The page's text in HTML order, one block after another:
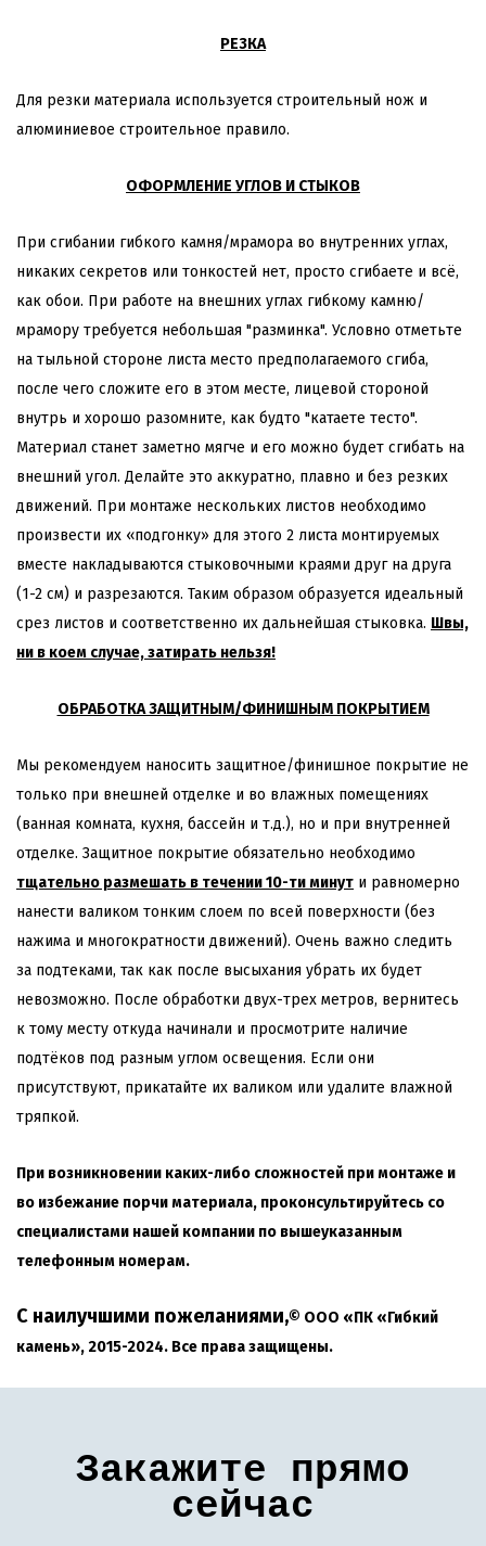
РЕЗКА
Для резки материала используется строительный нож и
алюминиевое строительное правило.
ОФОРМЛЕНИЕ УГЛОВ И СТЫКОВ
При сгибании гибкого камня/мрамора во внутренних углах,
никаких секретов или тонкостей нет, просто сгибаете и всё,
как обои. При работе на внешних углах гибкому камню/
мрамору требуется небольшая "разминка". Условно отметьте
на тыльной стороне листа место предполагаемого сгиба,
после чего сложите его в этом месте, лицевой стороной
внутрь и хорошо разомните, как будто "катаете тесто".
Материал станет заметно мягче и его можно будет сгибать на
внешний угол. Делайте это аккуратно, плавно и без резких
движений. При монтаже нескольких листов необходимо
произвести их «подгонку» для этого 2 листа монтируемых
вместе накладываются стыковочными краями друг на друга
(1-2 см) и разрезаются. Таким образом образуется идеальный
срез листов и соответственно их дальнейшая стыковка. Швы,
ни в коем случае, затирать нельзя!
ОБРАБОТКА ЗАЩИТНЫМ/ФИНИШНЫМ ПОКРЫТИЕМ
Мы рекомендуем наносить защитное/финишное покрытие не
только при внешней отделке и во влажных помещениях
(ванная комната, кухня, бассейн и т.д.), но и при внутренней
отделке. Защитное покрытие обязательно необходимо
тщательно размешать в течении 10-ти минут и равномерно
нанести валиком тонким слоем по всей поверхности (без
нажима и многократности движений). Очень важно следить
за подтеками, так как после высыхания убрать их будет
невозможно. После обработки двух-трех метров, вернитесь
к тому месту откуда начинали и просмотрите наличие
подтёков под разным углом освещения. Если они
присутствуют, прикатайте их валиком или удалите влажной
тряпкой.
При возникновении каких-либо сложностей при монтаже и
во избежание порчи материала, проконсультируйтесь со
специалистами нашей компании по вышеуказанным
телефонным номерам.
С наилучшими пожеланиями,© ООО «ПК «Гибкий
камень», 2015-2024. Все права защищены.
Закажите прямо
сейчас